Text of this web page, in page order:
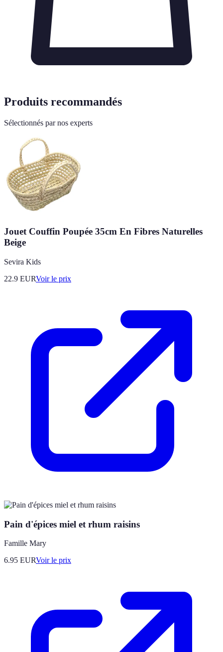
Produits recommandés
Sélectionnés par nos experts
Jouet Couffin Poupée 35cm En Fibres Naturelles
Beige
Sevira Kids
22.9 EURVoir le prix
Pain d'épices miel et rhum raisins
Famille Mary
6.95 EURVoir le prix